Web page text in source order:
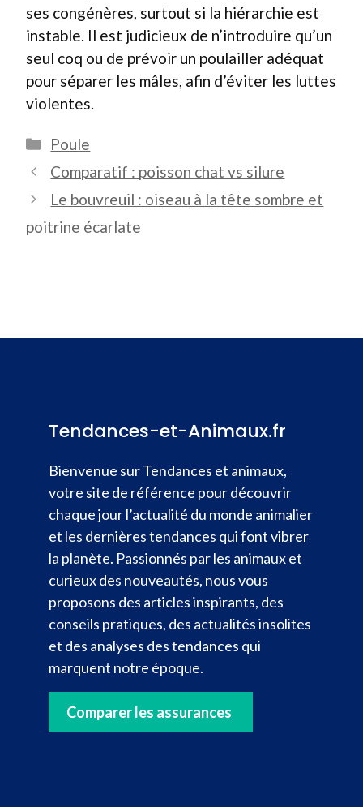
ses congénères, surtout si la hiérarchie est
instable. Il est judicieux de n’introduire qu’un
seul coq ou de prévoir un poulailler adéquat
pour séparer les mâles, afin d’éviter les luttes
violentes.
Catégories
Poule
Comparatif : poisson chat vs silure
Le bouvreuil : oiseau à la tête sombre et
poitrine écarlate
Tendances-et-Animaux.fr
Bienvenue sur Tendances et animaux,
votre site de référence pour découvrir
chaque jour l’actualité du monde animalier
et les dernières tendances qui font vibrer
la planète. Passionnés par les animaux et
curieux des nouveautés, nous vous
proposons des articles inspirants, des
conseils pratiques, des actualités insolites
et des analyses des tendances qui
marquent notre époque.
Comparer les assurances